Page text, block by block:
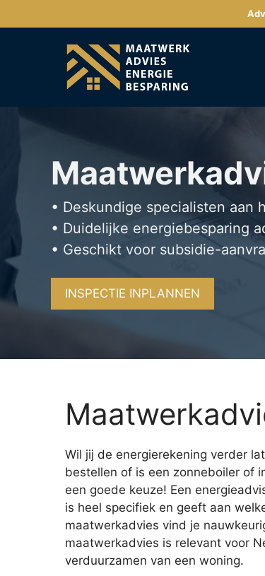
naar
• Deskundige specialisten aan
• Duidelijke energiebesparing
• Geschikt voor subsidie-
INSPECTIE INPLANNEN
Wil jij de energierekening verder
bestellen of is een zonneboiler of
een goede keuze! Een
is heel specifiek en geeft aan
maatwerkadvies vind je
maatwerkadvies is relevant voor
verduurzamen van een woning.